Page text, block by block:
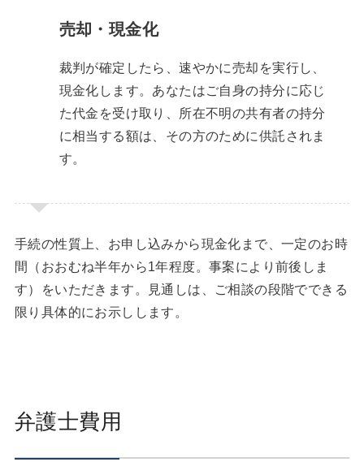
売却・現金化
裁判が確定したら、速やかに売却を実行し、
現金化します。あなたはご自身の持分に応じ
た代金を受け取り、所在不明の共有者の持分
に相当する額は、その方のために供託されま
す。
手続の性質上、お申し込みから現金化まで、一定のお時
間（おおむね半年から1年程度。事案により前後しま
す）をいただきます。見通しは、ご相談の段階でできる
限り具体的にお示しします。
弁護士費用